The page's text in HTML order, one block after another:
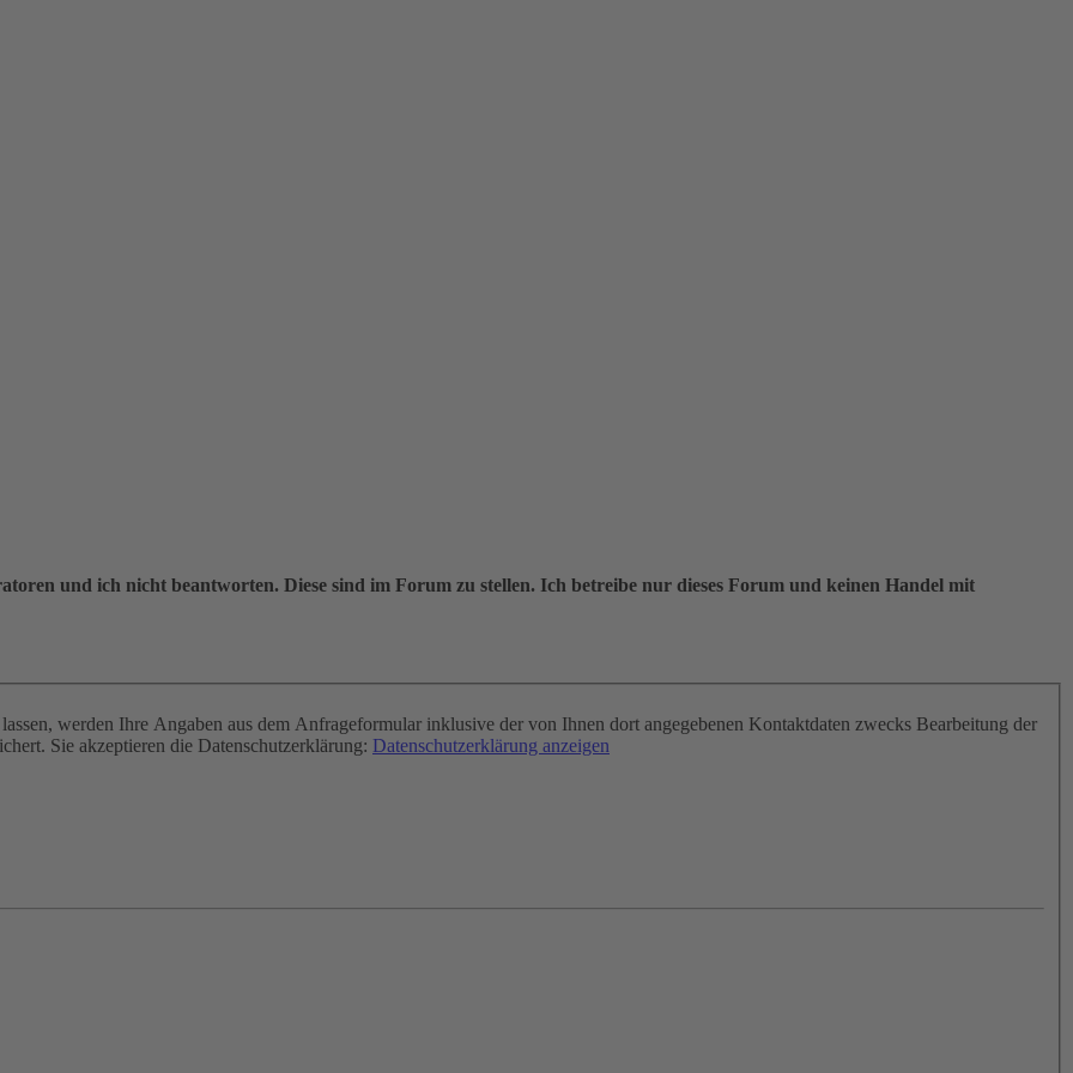
und ich nicht beantworten. Diese sind im Forum zu stellen. Ich betreibe nur dieses Forum und keinen Handel mit
werden Ihre Angaben aus dem Anfrageformular inklusive der von Ihnen dort angegebenen Kontaktdaten zwecks Bearbeitung der
Sie akzeptieren die Datenschutzerklärung: Datenschutzerklärung anzeigen